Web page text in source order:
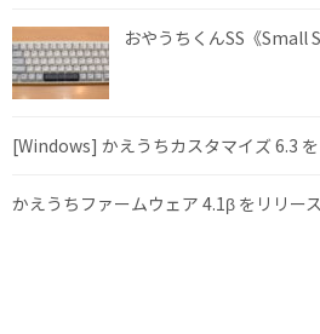
おやうちくんSS《Small
[Windows] かえうちカスタマイズ 6.3
かえうちファームウェア 4.1β をリリー